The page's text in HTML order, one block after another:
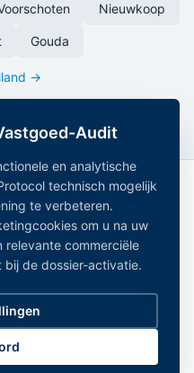
Nieuwkoop
Gouda
→
— geaggregeerde
Zuid-Holland
|Partners
Audit
en analytische
technisch mogelijk
te verbeteren.
om u na uw
relevante commerciële
bij de dossier-activatie.